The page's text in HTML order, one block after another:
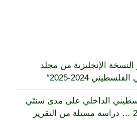
النسخة الإنجليزية من مجلد
2024-2025“
الداخلي على مدى سنتَي
الطوفان 2024-2025 … دراسة مستلة من التقرير